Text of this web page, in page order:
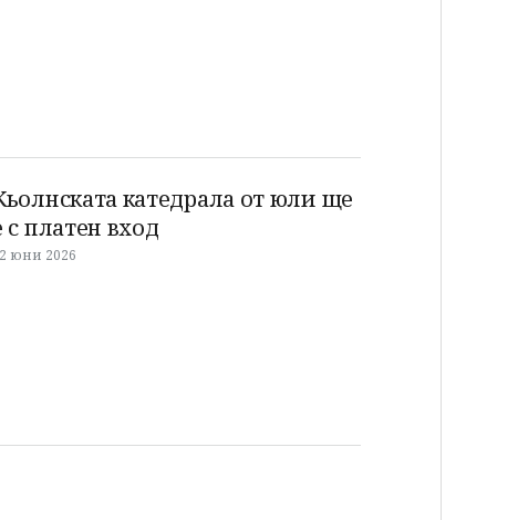
катедрала от юли ще
с платен вход
юни 2026